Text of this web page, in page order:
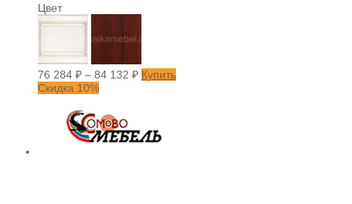
Цвет
76 284 ₽ – 84 132 ₽ Купить
Скидка 10%